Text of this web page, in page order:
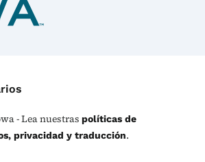
- Lea nuestras políticas de
privacidad y traducción.